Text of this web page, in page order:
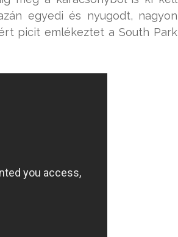
egyedi és nyugodt, nagyon
picit emlékeztet a South Park